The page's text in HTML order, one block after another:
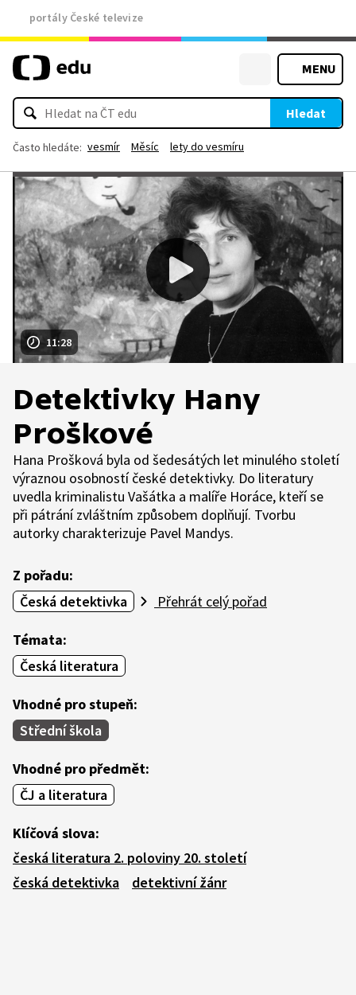
portály České televize
MENU
Hledat
Často hledáte: vesmír Měsíc lety do vesmíru
11:28
Detektivky Hany
Proškové
Hana Prošková byla od šedesátých let minulého století
výraznou osobností české detektivky. Do literatury
uvedla kriminalistu Vašátka a malíře Horáce, kteří se
při pátrání zvláštním způsobem doplňují. Tvorbu
autorky charakterizuje Pavel Mandys.
Z pořadu:
Česká detektivka
Přehrát celý pořad
Témata:
Česká literatura
Vhodné pro stupeň:
Střední škola
Vhodné pro předmět:
ČJ a literatura
Klíčová slova:
česká literatura 2. poloviny 20. století
česká detektivka
detektivní žánr